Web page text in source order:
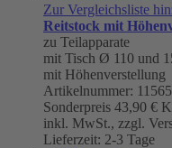
Zur Vergleichsliste
Reitstock mit
zu Teilapparate
mit Tisch Ø 110 und
mit Höhenverstellung
Artikelnummer: 11565
Sonderpreis 43,90 €
inkl. MwSt., zzgl.
Lieferzeit: 2-3 Tage